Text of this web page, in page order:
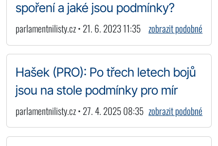
spoření a jaké jsou podmínky?
parlamentnilisty.cz • 21. 6. 2023 11:35 zobrazit podobné
Hašek (PRO): Po třech letech bojů
jsou na stole podmínky pro mír
parlamentnilisty.cz • 27. 4. 2025 08:35 zobrazit podobné